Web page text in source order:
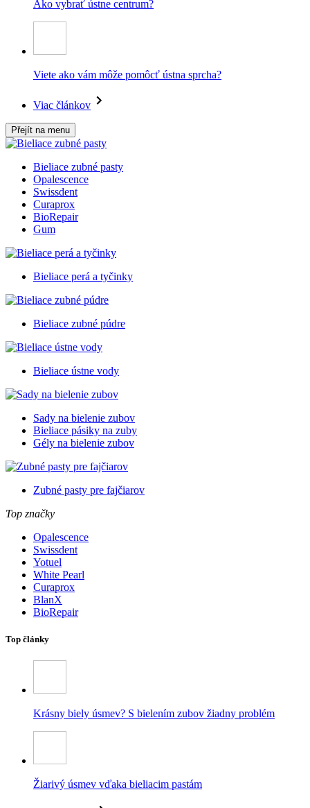
Ako vybrať ústne centrum?
Viete ako vám môže pomôcť ústna sprcha?
Viac článkov
Přejít na menu
Bieliace zubné pasty
Opalescence
Swissdent
Curaprox
BioRepair
Gum
Bieliace perá a tyčinky
Bieliace zubné púdre
Bieliace ústne vody
Sady na bielenie zubov
Bieliace pásiky na zuby
Gély na bielenie zubov
Zubné pasty pre fajčiarov
Top značky
Opalescence
Swissdent
Yotuel
White Pearl
Curaprox
BlanX
BioRepair
Top články
Krásny biely úsmev? S bielením zubov žiadny problém
Žiarivý úsmev vďaka bieliacim pastám